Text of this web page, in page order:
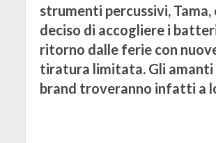
strumenti percussivi, Tama,
deciso di accogliere i
ritorno dalle ferie con
tiratura limitata. Gli amanti
brand troveranno infatti a